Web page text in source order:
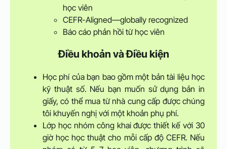
học viên
CEFR-Aligned—globally recognized
Báo cáo phản hồi từ học viên
Điều khoản và Điều kiện
Học phí của bạn bao gồm một bản tài liệu học
kỹ thuật số. Nếu bạn muốn sử dụng bản in
giấy, có thể mua từ nhà cung cấp được chúng
tôi khuyến nghị với một khoản phụ phí.
Lớp học nhóm công khai được thiết kế với 30
giờ học học thuật cho mỗi cấp độ CEFR. Nếu